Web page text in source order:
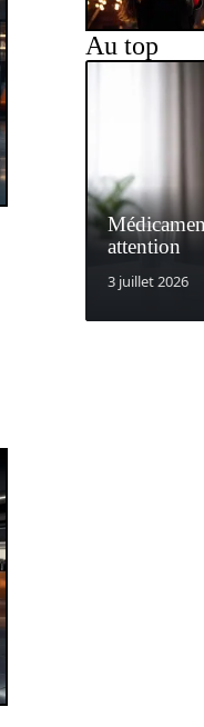
Au top
attention
3 juillet 2026